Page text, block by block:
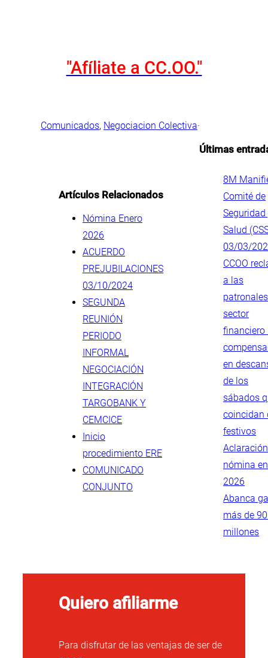
"Afíliate a CC.OO."
Comunicados, Negociacion Colectiva·
Artículos Relacionados
Nómina Enero
2026
ACUERDO
PREJUBILACIONES
03/10/2024
SEGUNDA
REUNIÓN
PERIODO
INFORMAL
NEGOCIACIÓN
INTEGRACIÓN
TARGOBANK Y
CEMCICE
Inicio
procedimiento ERE
COMUNICADO
CONJUNTO
Últimas
8M
Comité de
Seguridad
Salud
03/03/
CCOO
a las
sector
financiero
en
de los
sábados
coincidan
festivos
Aclaración
nómina
2026
Abanca
más de
millones
Quiero afiliarme
Para disfrutar de las ventajas de ser de